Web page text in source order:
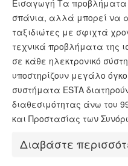
Εισαγωγή Τα προβλήματα
σπάνια, αλλά μπορεί να
ταξιδιώτες με σφιχτά
τεχνικά προβλήματα της
σε κάθε ηλεκτρονικό
υποστηρίζουν μεγάλο
συστήματα ESTA
διαθεσιμότητας άνω του
και Προστασίας των
Διαβάστε